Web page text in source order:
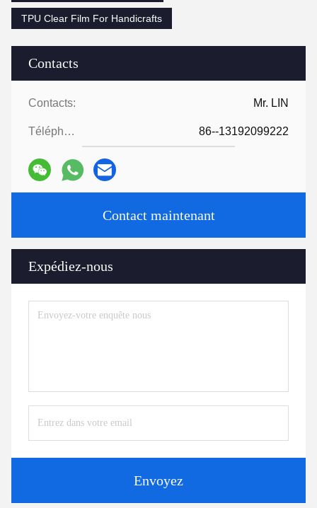
Contacts
Contacts: Mr. LIN
Téléphone: 86--13192099222
Contact maintenant
Expédiez-nous
Envoyez
TPU Clear Film For Handicrafts